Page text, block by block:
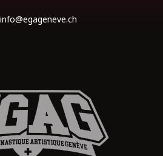
info@egageneve.ch